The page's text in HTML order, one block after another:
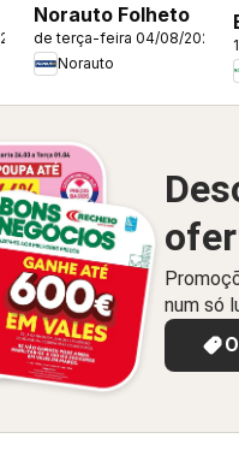
Norauto Folheto
de terça-feira 04/08/2026
Norauto
num só